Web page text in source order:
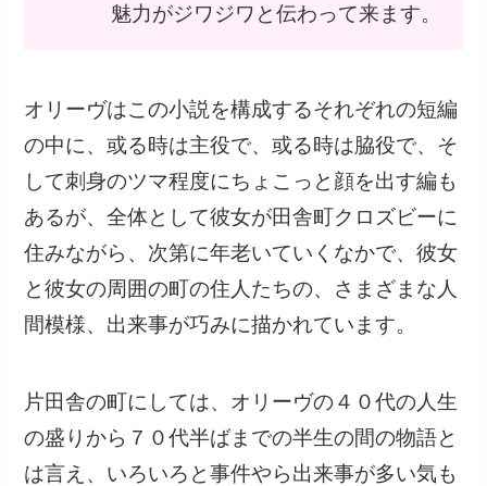
魅力がジワジワと伝わって来ます。
オリーヴはこの小説を構成するそれぞれの短編
の中に、或る時は主役で、或る時は脇役で、そ
して刺身のツマ程度にちょこっと顔を出す編も
あるが、全体として彼女が田舎町クロズビーに
住みながら、次第に年老いていくなかで、彼女
と彼女の周囲の町の住人たちの、さまざまな人
間模様、出来事が巧みに描かれています。
片田舎の町にしては、オリーヴの４０代の人生
の盛りから７０代半ばまでの半生の間の物語と
は言え、いろいろと事件やら出来事が多い気も